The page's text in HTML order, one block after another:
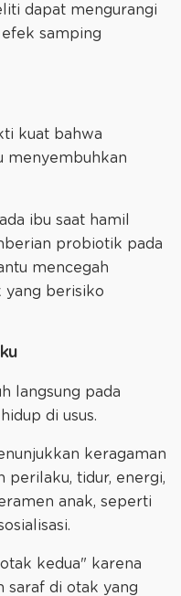
dapat mengurangi
samping
kuat bahwa
menyembuhkan
ibu saat hamil
probiotik pada
mencegah
yang berisiko
langsung pada
di usus.
keragaman
perilaku, tidur, energi,
anak, seperti
kedua" karena
saraf di otak yang